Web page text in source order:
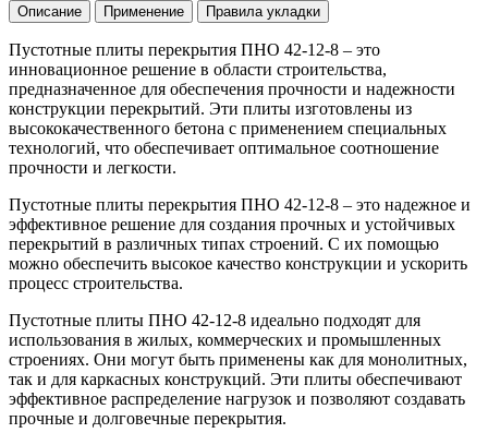
Описание Применение Правила укладки
Пустотные плиты перекрытия ПНО 42-12-8 – это
инновационное решение в области строительства,
предназначенное для обеспечения прочности и надежности
конструкции перекрытий. Эти плиты изготовлены из
высококачественного бетона с применением специальных
технологий, что обеспечивает оптимальное соотношение
прочности и легкости.
Пустотные плиты перекрытия ПНО 42-12-8 – это надежное и
эффективное решение для создания прочных и устойчивых
перекрытий в различных типах строений. С их помощью
можно обеспечить высокое качество конструкции и ускорить
процесс строительства.
Пустотные плиты ПНО 42-12-8 идеально подходят для
использования в жилых, коммерческих и промышленных
строениях. Они могут быть применены как для монолитных,
так и для каркасных конструкций. Эти плиты обеспечивают
эффективное распределение нагрузок и позволяют создавать
прочные и долговечные перекрытия.